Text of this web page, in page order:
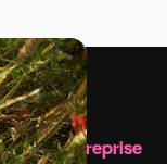
Notre entreprise